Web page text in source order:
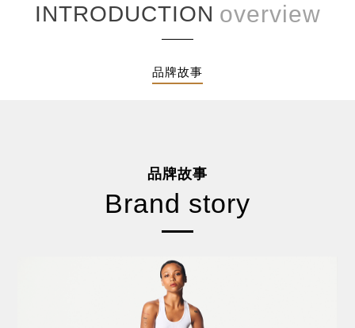
INTRODUCTION
品牌故事
品牌故事
Brand story